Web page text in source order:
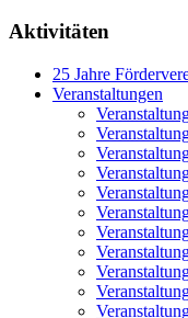
Aktivitäten
25 Jahre
Veranstaltungen